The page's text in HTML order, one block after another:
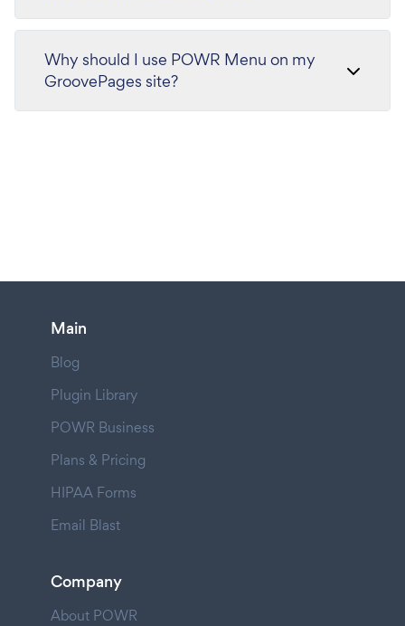
Why should I use POWR Menu on my
GroovePages site?
Main
Blog
Plugin Library
POWR Business
Plans & Pricing
HIPAA Forms
Email Blast
Company
About POWR